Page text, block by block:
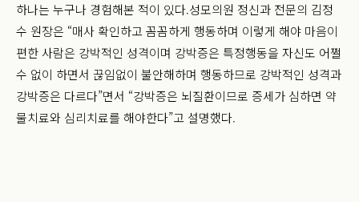
하나는 누구나 경험해본 적이 있다.성모의원 정신과 전문의 김정
수 원장은 “매사 확인하고 꼼꼼하게 행동하며 이렇게 해야 마음이
편한 사람은 강박적인 성격이며 강박증은 특정행동을 자신도 어쩔
수 없이 하면서 끊임없이 불안해하며 행동하므로 강박적인 성격과
강박증은 다르다”면서 “강박증은 뇌질환이므로 증세가 심하면 약
물치료와 심리치료를 해야한다”고 설명했다.